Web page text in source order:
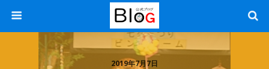
2019年7月7日